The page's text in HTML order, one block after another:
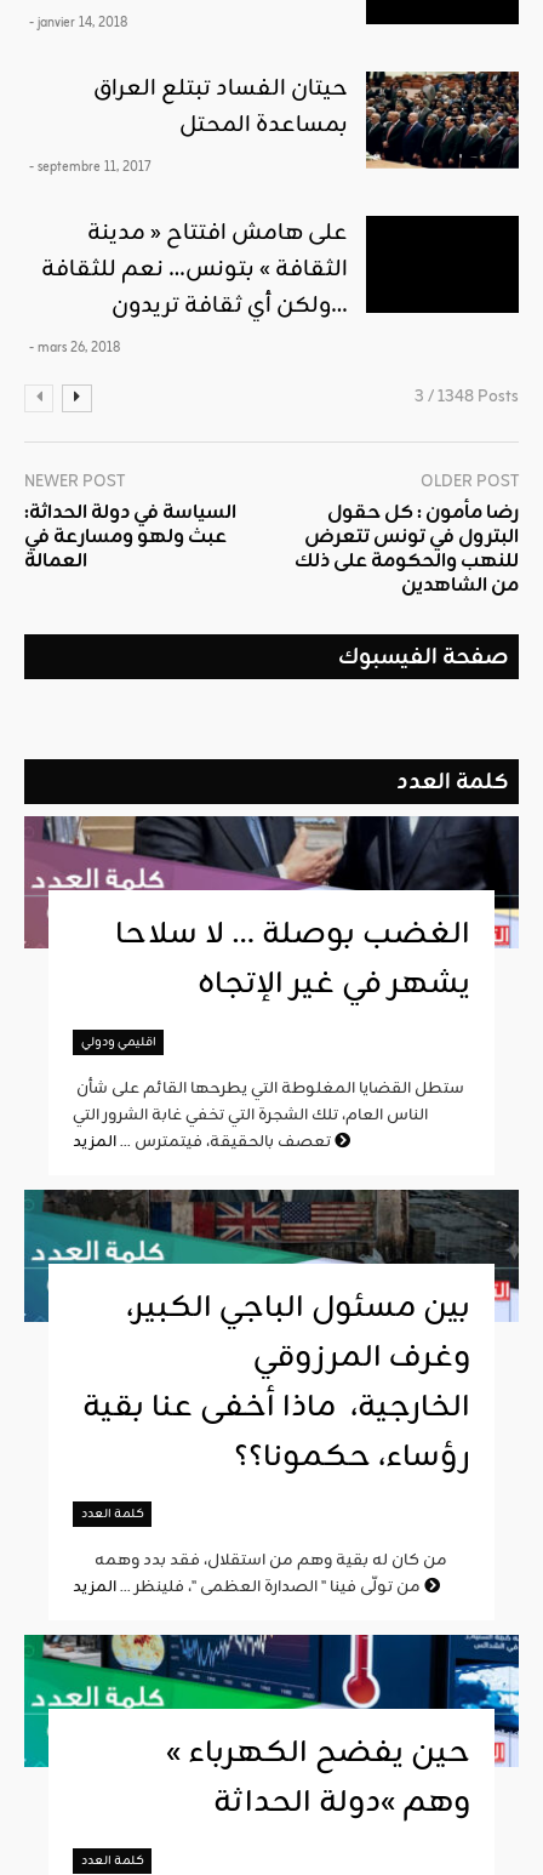
- janvier 14, 2018
حيتان الفساد تبتلع العراق
بمساعدة المحتل
- septembre 11, 2017
على هامش افتتاح « مدينة
الثقافة » بتونس… نعم للثقافة
ولكن أي ثقافة تريدون…
- mars 26, 2018
3 / 1348 Posts
NEWER POST
السياسة في دولة الحداثة:
عبث ولهو ومسارعة في
العمالة
OLDER POST
رضا مأمون : كل حقول
البترول في تونس تتعرض
للنهب والحكومة على ذلك
من الشاهدين
صفحة الفيسبوك
كلمة العدد
الغضب بوصلة … لا سلاحا
يشهر في غير الإتجاه
اقليمي ودولي
الناس العام، تلك الشجرة التي تخفي غابة الشرور التي
تعصف بالحقيقة، فيتمترس ...
بين مسئول الباجي الكبير،
وغرف المرزوقي
الخارجية، ماذا أخفى عنا بقية
رؤساء، حكمونا؟؟
كلمة العدد
من تولّى فينا " الصدارة العظمى "، فلينظر ...
« حين يفضح الكهرباء
وهم »دولة الحداثة
كلمة العدد